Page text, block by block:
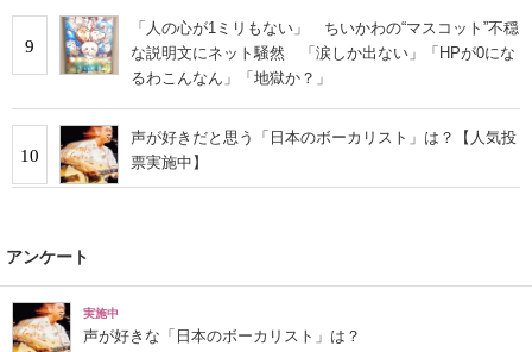
9
「人の心が1ミリもない」 ちいかわの“マスコット”不穏
な説明文にネット騒然 「涙しか出ない」「HPが0にな
るわこんなん」「地獄か？」
10
声が好きだと思う「日本のボーカリスト」は？【人気投
票実施中】
アンケート
実施中
声が好きな「日本のボーカリスト」は？